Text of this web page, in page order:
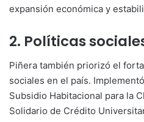
expansión económica y
2. Políticas
Piñera también priorizó el
sociales en el país.
Subsidio Habitacional para la
Solidario de Crédito